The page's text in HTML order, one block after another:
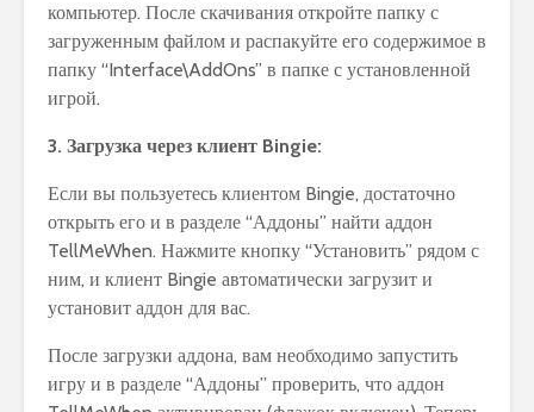
компьютер. После скачивания откройте папку с
загруженным файлом и распакуйте его содержимое в
папку “Interface\AddOns” в папке с установленной
игрой.
3. Загрузка через клиент Bingie:
Если вы пользуетесь клиентом Bingie, достаточно
открыть его и в разделе “Аддоны” найти аддон
TellMeWhen. Нажмите кнопку “Установить” рядом с
ним, и клиент Bingie автоматически загрузит и
установит аддон для вас.
После загрузки аддона, вам необходимо запустить
игру и в разделе “Аддоны” проверить, что аддон